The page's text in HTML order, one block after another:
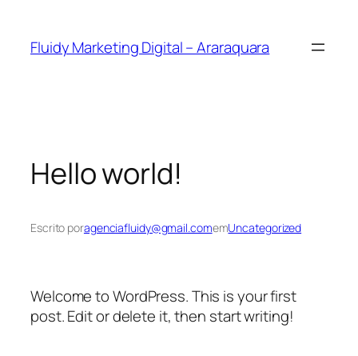
Fluidy Marketing Digital – Araraquara
Hello world!
Escrito poragenciafluidy@gmail.comemUncategorized
Welcome to WordPress. This is your first
post. Edit or delete it, then start writing!